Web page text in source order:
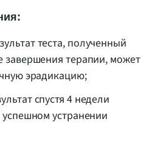
теста, полученный
завершения терапии, может
эрадикацию;
спустя 4 недели
успешном устранении